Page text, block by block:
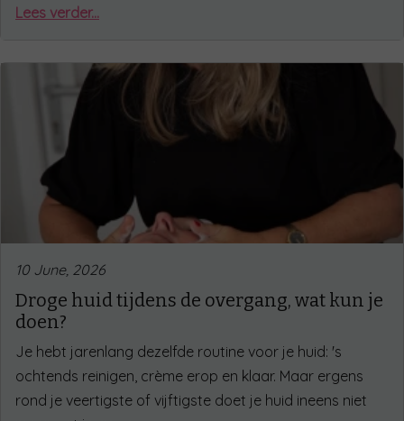
Lees verder...
10 June, 2026
Droge huid tijdens de overgang, wat kun je
doen?
Je hebt jarenlang dezelfde routine voor je huid: 's
ochtends reinigen, crème erop en klaar. Maar ergens
rond je veertigste of vijftigste doet je huid ineens niet